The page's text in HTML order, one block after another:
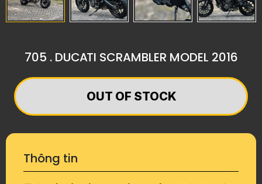
705 . DUCATI SCRAMBLER MODEL 2016
OUT OF STOCK
Thông tin